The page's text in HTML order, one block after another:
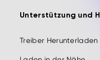
Unterstützung und
Treiber Herunterladen